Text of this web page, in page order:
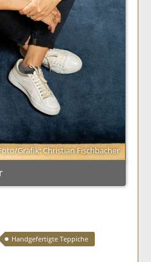
Grafik: Christian Fischbacher
Handgefertigte Teppiche